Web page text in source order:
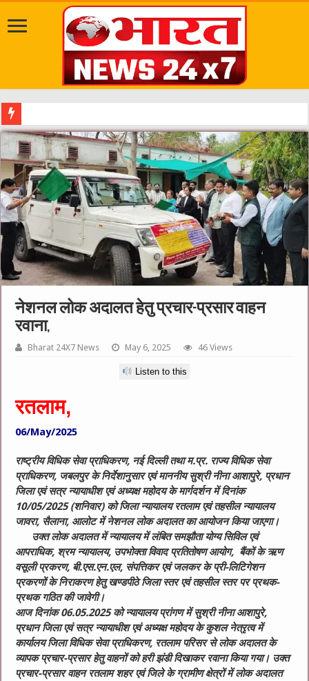
नेशनल लोक अदालत हेतु प्रचार-प्रसार वाहन
रवाना,
Bharat 24X7 News May 6, 2025 46 Views
Listen to this
रतलाम,
06/May/2025
राष्ट्रीय विधिक सेवा प्राधिकरण, नई दिल्ली तथा म.प्र. राज्य विधिक सेवा
प्राधिकरण, जबलपुर के निर्देशानुसार एवं माननीय सुश्री नीना आशापुरे, प्रधान
जिला एवं सत्र न्यायाधीश एवं अध्यक्ष महोदय के मार्गदर्शन में दिनांक
10/05/2025 (शनिवार) को जिला न्यायालय रतलाम एवं तहसील न्यायालय
जावरा, सैलाना, आलोट में नेशनल लोक अदालत का आयोजन किया जाएगा।
उक्त लोक अदालत में न्यायालय में लंबित समझौता योग्य सिविल एवं
आपराधिक, श्रम न्यायालय, उपभोक्ता विवाद प्रतितोषण आयोग, बैंकों के ऋण
वसूली प्रकरण, बी.एस.एन.एल, संपत्तिकर एवं जलकर के प्री-लिटिगेशन
प्रकरणों के निराकरण हेतु खण्डपीठे जिला स्तर एवं तहसील स्तर पर प्रथक-
प्रथक गठित की जावेगी।
आज दिनांक 06.05.2025 को न्यायालय प्रांगण में सुश्री नीना आशापुरे,
प्रधान जिला एवं सत्र न्यायाधीश एवं अध्यक्ष महोदय के कुशल नेत्रृत्व में
कार्यालय जिला विधिक सेवा प्राधिकरण, रतलाम परिसर से लोक अदालत के
व्यापक प्रचार-प्रसार हेतु वाहनों को हरी झंडी दिखाकर रवाना किया गया। उक्त
प्रचार-प्रसार वाहन रतलाम शहर एवं जिले के ग्रामीण क्षेत्रों में लोक अदालत